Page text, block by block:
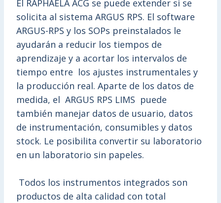
El RAPHAELA ACG se puede extender si se
solicita al sistema ARGUS RPS. El software
ARGUS-RPS y los SOPs preinstalados le
ayudarán a reducir los tiempos de
aprendizaje y a acortar los intervalos de
tiempo entre los ajustes instrumentales y
la producción real. Aparte de los datos de
medida, el ARGUS RPS LIMS puede
también manejar datos de usuario, datos
de instrumentación, consumibles y datos
stock. Le posibilita convertir su laboratorio
en un laboratorio sin papeles.
Todos los instrumentos integrados son
productos de alta calidad con total